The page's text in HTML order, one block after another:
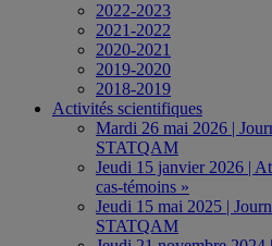
2022-2023
2021-2022
2020-2021
2019-2020
2018-2019
Activités scientifiques
Mardi 26 mai 2026 |
STATQAM
Jeudi 15 janvier 2026 |
cas-témoins »
Jeudi 15 mai 2025 |
STATQAM